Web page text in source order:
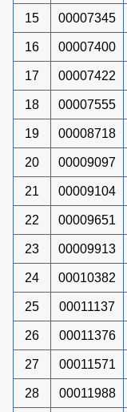
15 00007345
16 00007400
17 00007422
18 00007555
19 00008718
20 00009097
21 00009104
22 00009651
23 00009913
24 00010382
25 00011137
26 00011376
27 00011571
28 00011988